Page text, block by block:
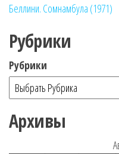
Беллини. Сомнамбула (1971)
Рубрики
Рубрики
Архивы